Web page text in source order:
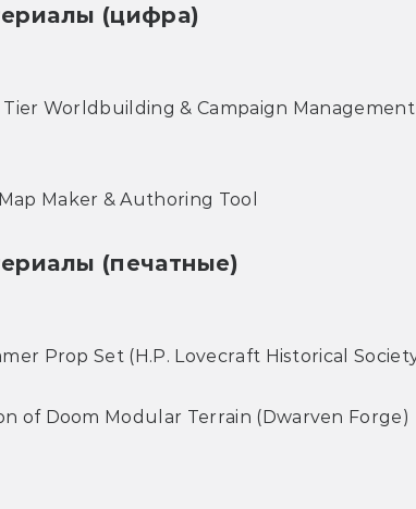
(цифра)
Worldbuilding & Campaign Management
Maker & Authoring Tool
(печатные)
Prop Set (H.P. Lovecraft Historical
of Doom Modular Terrain (Dwarven Forge)